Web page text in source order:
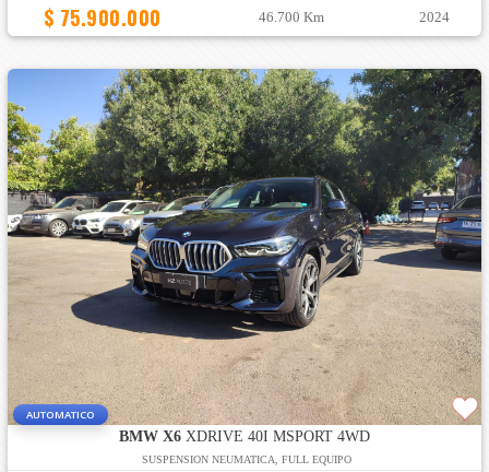
$ 75.900.000 46.700 Km 2024
AUTOMATICO
BMW X6XDRIVE 40I MSPORT 4WD
SUSPENSION NEUMATICA, FULL EQUIPO